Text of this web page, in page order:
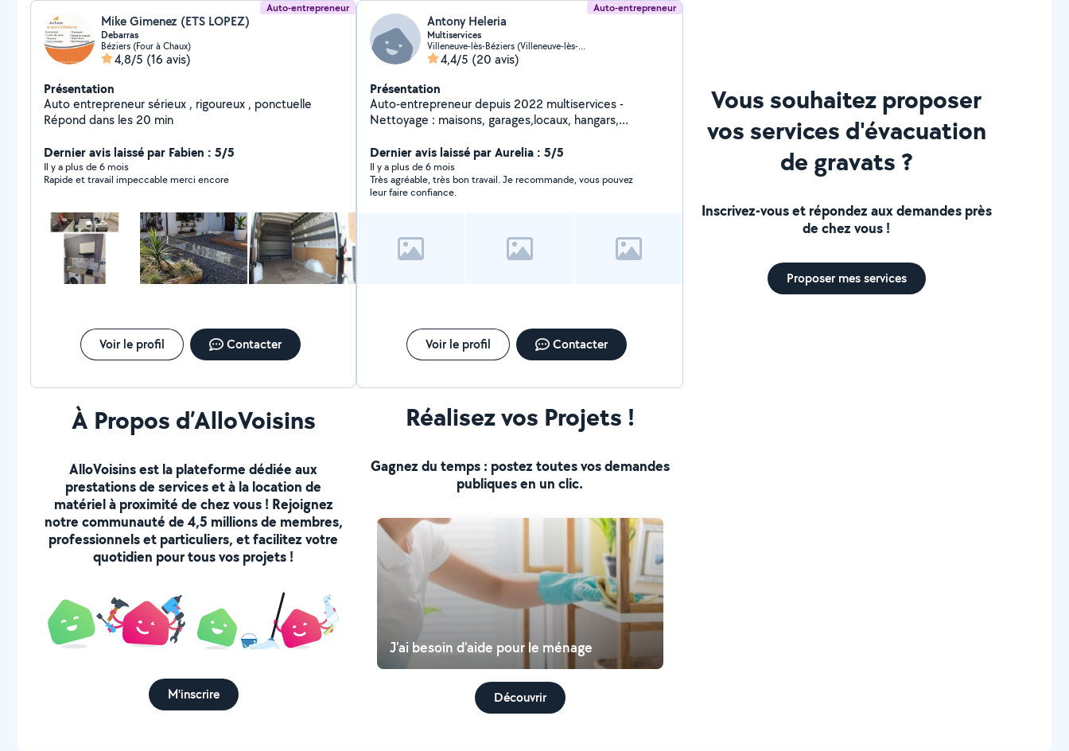
Auto-entrepreneur
Mike Gimenez (ETS LOPEZ)
Debarras
Béziers (Four à Chaux)
4,8/5 (16 avis)
Présentation
Auto entrepreneur sérieux , rigoureux , ponctuelle
Répond dans les 20 min
Dernier avis laissé par Fabien : 5/5
Il y a plus de 6 mois
Rapide et travail impeccable merci encore
Voir le profil Contacter
Auto-entrepreneur
Antony Heleria
Multiservices
Villeneuve-lès-Béziers (Villeneuve-lès-Béziers)
4,4/5 (20 avis)
Présentation
Auto-entrepreneur depuis 2022 multiservices -
Nettoyage : maisons, garages,locaux, hangars,
Fin de chantiers, véhicules... - Peintre : Intérieur,
extérieur, dégâts des eaux, fer, bois... - Jardinier :
Tonte, débroussaillage, abattage d'arbres, plantations,
haies...
Dernier avis laissé par Aurelia : 5/5
Il y a plus de 6 mois
Très agréable, très bon travail. Je recommande, vous pouvez
leur faire confiance.
Voir le profil Contacter
Vous souhaitez proposer
vos services d'évacuation
de gravats ?
Inscrivez-vous et répondez aux demandes près
de chez vous !
Proposer mes services
À Propos d’AlloVoisins
AlloVoisins est la plateforme dédiée aux
prestations de services et à la location de
matériel à proximité de chez vous ! Rejoignez
notre communauté de 4,5 millions de membres,
professionnels et particuliers, et facilitez votre
quotidien pour tous vos projets !
M'inscrire
Réalisez vos Projets !
Gagnez du temps : postez toutes vos demandes
publiques en un clic.
J'ai besoin d'aide pour le ménage
Découvrir